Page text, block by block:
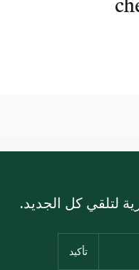
لتلقي كل الجديد.